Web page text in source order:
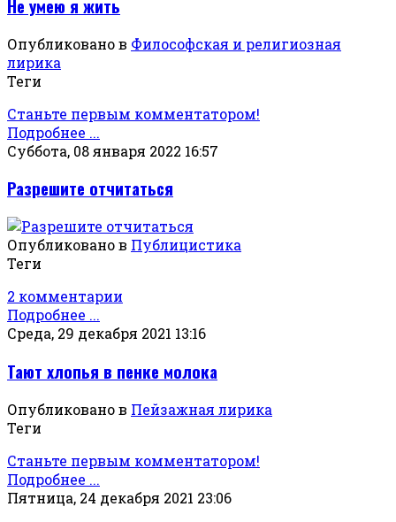
Не умею я жить
Опубликовано в Философская и религиозная
лирика
Теги
Станьте первым комментатором!
Подробнее ...
Суббота, 08 января 2022 16:57
Разрешите отчитаться
Опубликовано в Публицистика
Теги
2 комментарии
Подробнее ...
Среда, 29 декабря 2021 13:16
Тают хлопья в пенке молока
Опубликовано в Пейзажная лирика
Теги
Станьте первым комментатором!
Подробнее ...
Пятница, 24 декабря 2021 23:06